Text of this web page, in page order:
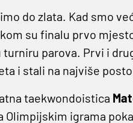
do zlata. Kad smo
su finalu prvo
parova. Prvi i
i stali na najviše
taekwondoistica
Olimpijskim igrama